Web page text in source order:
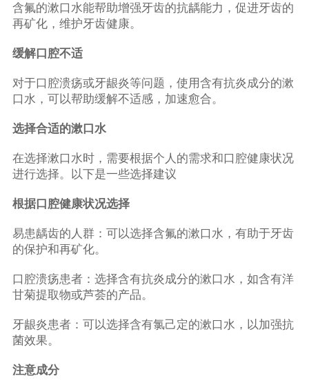
含氟的漱口水能帮助增强牙齿的抗龋能力，促进牙齿的
再矿化，维护牙齿健康。
缓解口腔不适
对于口腔溃疡或牙龈炎等问题，使用含有抗炎成分的漱
口水，可以帮助缓解不适感，加速愈合。
选择合适的漱口水
在选择漱口水时，需要根据个人的需求和口腔健康状况
进行选择。以下是一些选择建议
根据口腔健康状况选择
易患龋齿的人群：可以选择含氟的漱口水，有助于牙齿
的保护和再矿化。
口腔溃疡患者：选择含有抗炎成分的漱口水，如含有洋
甘菊提取物或芦荟的产品。
牙龈炎患者：可以选择含有氯己定的漱口水，以加强抗
菌效果。
注意成分